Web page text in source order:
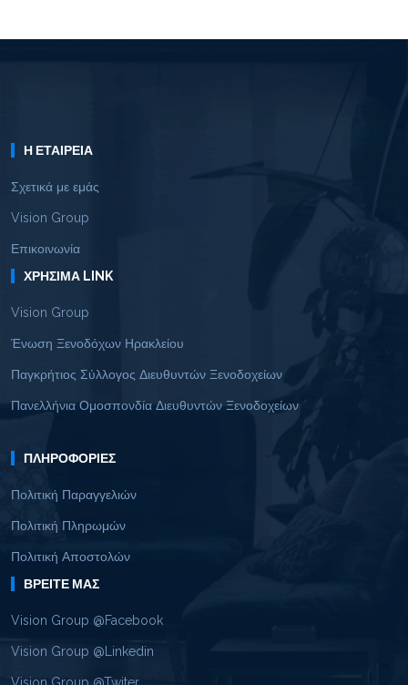
Η ΕΤΑΙΡΕΊΑ
Σχετικά με εμάς
Vision Group
Επικοινωνία
ΧΡΉΣΙΜΑ LINK
Vision Group
Ένωση Ξενοδόχων Ηρακλείου
Παγκρήτιος Σύλλογος Διευθυντών Ξενοδοχείων
Πανελλήνια Ομοσπονδία Διευθυντών Ξενοδοχείων
ΠΛΗΡΟΦΟΡΊΕΣ
Πολιτική Παραγγελιών
Πολιτική Πληρωμών
Πολιτική Αποστολών
ΒΡΕΊΤΕ ΜΑΣ
Vision Group @Facebook
Vision Group @Linkedin